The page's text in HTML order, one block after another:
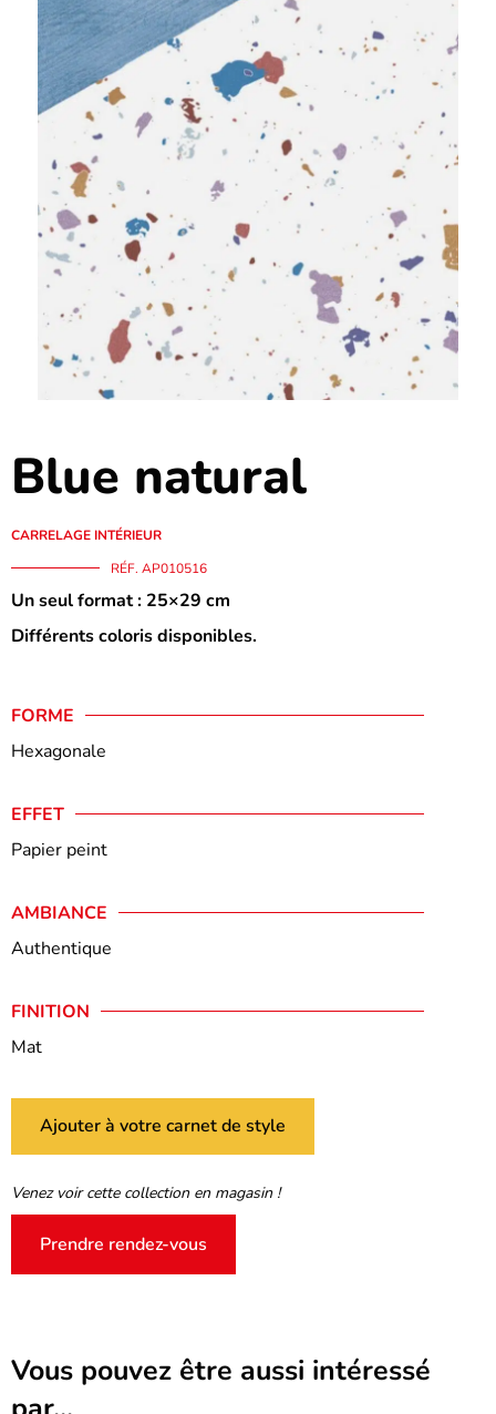
Blue natural
CARRELAGE INTÉRIEUR
RÉF. AP010516
Un seul format : 25×29 cm
Différents coloris disponibles.
FORME
Hexagonale
EFFET
Papier peint
AMBIANCE
Authentique
FINITION
Mat
Ajouter à votre carnet de style
Venez voir cette collection en magasin !
Prendre rendez-vous
Vous pouvez être aussi intéressé